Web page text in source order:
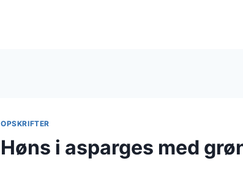
OPSKRIFTER
Høns i asparges med